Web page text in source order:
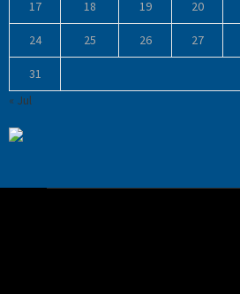
17 18 19 20
24 25 26 27
31
« Jul